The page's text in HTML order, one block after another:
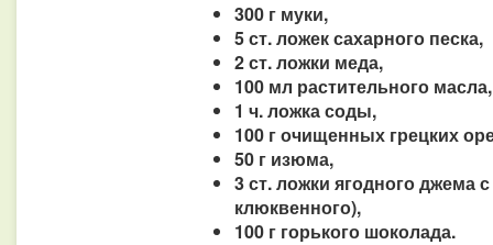
300 г муки,
5 ст. ложек сахарного песка,
2 ст. ложки меда,
100 мл растительного масла,
1 ч. ложка соды,
100 г очищенных грецких
50 г изюма,
3 ст. ложки ягодного джема
клюквенного),
100 г горького шоколада.